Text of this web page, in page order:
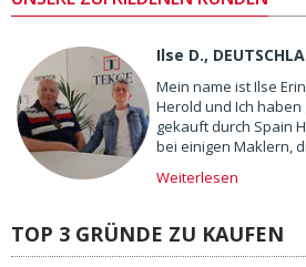
Ilse D.,
Mein name ist Ilse
Herold und Ich
gekauft durch Spain
bei einigen Maklern,
Weiterlesen
TOP 3 GRÜNDE ZU KAUFEN